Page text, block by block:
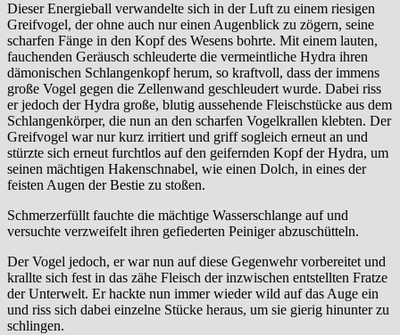
Dieser Energieball verwandelte sich in der Luft zu einem riesigen
Greifvogel, der ohne auch nur einen Augenblick zu zögern, seine
scharfen Fänge in den Kopf des Wesens bohrte. Mit einem lauten,
fauchenden Geräusch schleuderte die vermeintliche Hydra ihren
dämonischen Schlangenkopf herum, so kraftvoll, dass der immens
große Vogel gegen die Zellenwand geschleudert wurde. Dabei riss
er jedoch der Hydra große, blutig aussehende Fleischstücke aus dem
Schlangenkörper, die nun an den scharfen Vogelkrallen klebten. Der
Greifvogel war nur kurz irritiert und griff sogleich erneut an und
stürzte sich erneut furchtlos auf den geifernden Kopf der Hydra, um
seinen mächtigen Hakenschnabel, wie einen Dolch, in eines der
feisten Augen der Bestie zu stoßen.
Schmerzerfüllt fauchte die mächtige Wasserschlange auf und
versuchte verzweifelt ihren gefiederten Peiniger abzuschütteln.
Der Vogel jedoch, er war nun auf diese Gegenwehr vorbereitet und
krallte sich fest in das zähe Fleisch der inzwischen entstellten Fratze
der Unterwelt. Er hackte nun immer wieder wild auf das Auge ein
und riss sich dabei einzelne Stücke heraus, um sie gierig hinunter zu
schlingen.